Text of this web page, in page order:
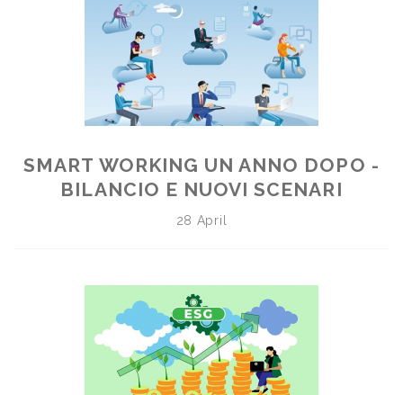
SMART WORKING UN ANNO DOPO -
BILANCIO E NUOVI SCENARI
28 April